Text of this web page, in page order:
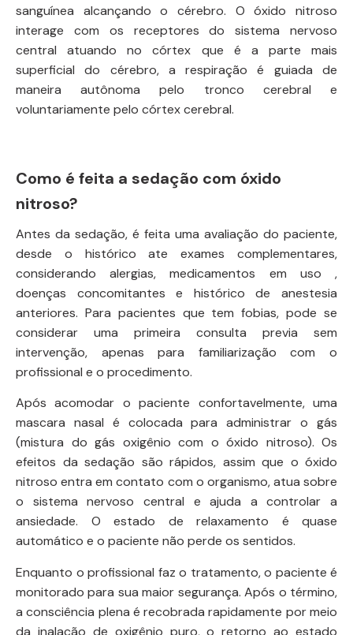
sanguínea alcançando o cérebro. O óxido nitroso
interage com os receptores do sistema nervoso
central atuando no córtex que é a parte mais
superficial do cérebro, a respiração é guiada de
maneira autônoma pelo tronco cerebral e
voluntariamente pelo córtex cerebral.
Como é feita a sedação com óxido
nitroso?
Antes da sedação, é feita uma avaliação do paciente,
desde o histórico ate exames complementares,
considerando alergias, medicamentos em uso ,
doenças concomitantes e histórico de anestesia
anteriores. Para pacientes que tem fobias, pode se
considerar uma primeira consulta previa sem
intervenção, apenas para familiarização com o
profissional e o procedimento.
Após acomodar o paciente confortavelmente, uma
mascara nasal é colocada para administrar o gás
(mistura do gás oxigênio com o óxido nitroso). Os
efeitos da sedação são rápidos, assim que o óxido
nitroso entra em contato com o organismo, atua sobre
o sistema nervoso central e ajuda a controlar a
ansiedade. O estado de relaxamento é quase
automático e o paciente não perde os sentidos.
Enquanto o profissional faz o tratamento, o paciente é
monitorado para sua maior segurança. Após o término,
a consciência plena é recobrada rapidamente por meio
da inalação de oxigênio puro, o retorno ao estado